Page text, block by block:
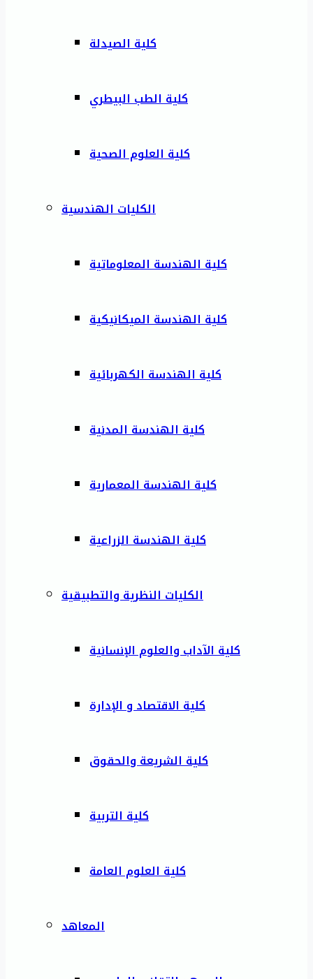
كلية الصيدلة
كلية الطب البيطري
كلية العلوم الصحية
الكليات الهندسية
كلية الهندسة المعلوماتية
كلية الهندسة الميكانيكية
كلية الهندسة الكهربائية
كلية الهندسة المدنية
كلية الهندسة المعمارية
كلية الهندسة الزراعية
الكليات النظرية والتطبيقية
كلية الآداب والعلوم الإنسانية
كلية الاقتصاد و الإدارة
كلية الشريعة والحقوق
كلية التربية
كلية العلوم العامة
المعاهد